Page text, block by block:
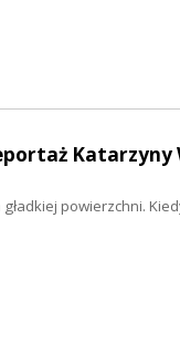
Katarzyny
powierzchni.